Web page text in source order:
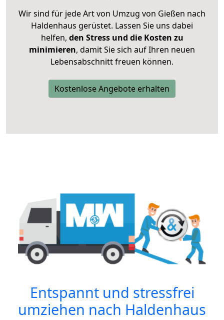
Wir sind für jede Art von Umzug von Gießen nach
Haldenhaus gerüstet. Lassen Sie uns dabei
helfen, den Stress und die Kosten zu
minimieren, damit Sie sich auf Ihren neuen
Lebensabschnitt freuen können.
Kostenlose Angebote erhalten
Entspannt und stressfrei
umziehen nach Haldenhaus